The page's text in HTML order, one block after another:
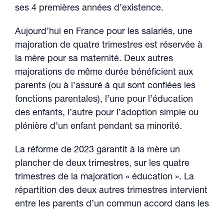
ses 4 premières années d’existence.
Aujourd’hui en France pour les salariés, une
majoration de quatre trimestres est réservée à
la mère pour sa maternité. Deux autres
majorations de même durée bénéficient aux
parents (ou à l’assuré à qui sont confiées les
fonctions parentales), l’une pour l’éducation
des enfants, l’autre pour l’adoption simple ou
plénière d’un enfant pendant sa minorité.
La réforme de 2023 garantit à la mère un
plancher de deux trimestres, sur les quatre
trimestres de la majoration « éducation ». La
répartition des deux autres trimestres intervient
entre les parents d’un commun accord dans les